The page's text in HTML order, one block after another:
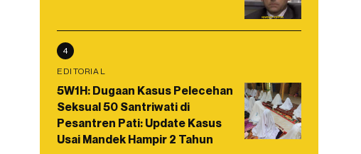
4
EDITORIAL
5W1H: Dugaan Kasus Pelecehan
Seksual 50 Santriwati di
Pesantren Pati: Update Kasus
Usai Mandek Hampir 2 Tahun